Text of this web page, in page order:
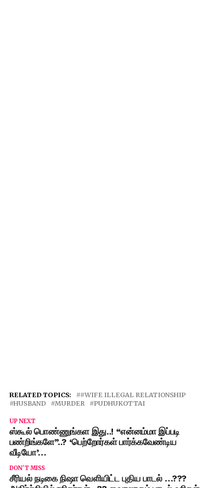
RELATED TOPICS:
#WIFE ILLEGAL RELATIONSHIP
HUSBAND
MURDER PUDHUKOTTAI
UP NEXT
ஸ்கூல் பொண்ணுங்கள இது..! “என்னம்மா இப்படி
பண்றிங்களே”..? ‘பெற்றோர்கள் பார்க்கவேண்டிய
வீடியோ’…
DON'T MISS
சீரியல் நடிகை நிஷா வெளியிட்ட புதிய பாடல் …???